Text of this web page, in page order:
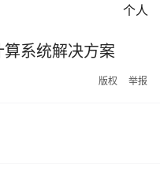
个人
系统解决方案
版权 举报